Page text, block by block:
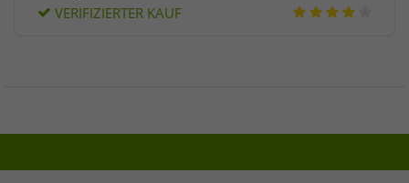
VERIFIZIERTER KAUF